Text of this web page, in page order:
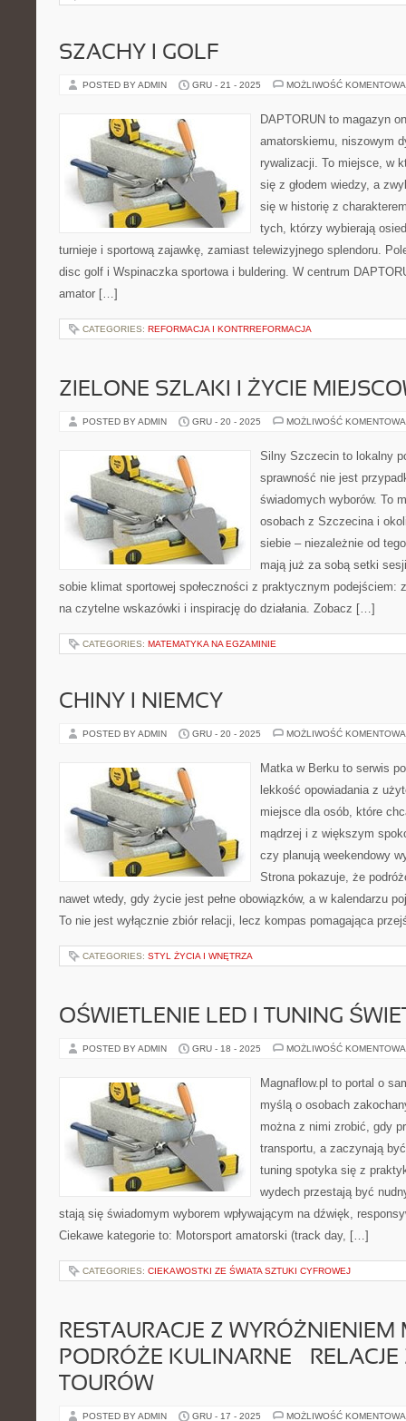
SZACHY I GOLF
POSTED BY ADMIN GRU - 21 - 2025 MOŻLIWOŚĆ
DAPTORUN to magazyn
amatorskiemu, niszowym
rywalizacji. To miejsce, w
się z głodem wiedzy, a
się w historię z
tych, którzy wybierają
turnieje i sportową zajawkę, zamiast telewizyjnego splendoru.
disc golf i Wspinaczka sportowa i buldering. W centrum
amator […]
CATEGORIES: REFORMACJA I KONTRREFORMACJA
ZIELONE SZLAKI I ŻYCIE
POSTED BY ADMIN GRU - 20 - 2025 MOŻLIWOŚĆ
Silny Szczecin to lokalny
sprawność nie jest
świadomych wyborów. To
osobach z Szczecina i
siebie – niezależnie od
mają już za sobą setki
sobie klimat sportowej społeczności z praktycznym podejściem:
na czytelne wskazówki i inspirację do działania. Zobacz […]
CATEGORIES: MATEMATYKA NA EGZAMINIE
CHINY I NIEMCY
POSTED BY ADMIN GRU - 20 - 2025 MOŻLIWOŚĆ
Matka w Berku to serwis
lekkość opowiadania z
miejsce dla osób, które
mądrzej i z większym
czy planują weekendowy
Strona pokazuje, że
nawet wtedy, gdy życie jest pełne obowiązków, a w kalendarzu
To nie jest wyłącznie zbiór relacji, lecz kompas pomagająca
CATEGORIES: STYL ŻYCIA I WNĘTRZA
OŚWIETLENIE LED I TUNING
POSTED BY ADMIN GRU - 18 - 2025 MOŻLIWOŚĆ
Magnaflow.pl to portal o
myślą o osobach
można z nimi zrobić, gdy
transportu, a zaczynają
tuning spotyka się z
wydech przestają być
stają się świadomym wyborem wpływającym na dźwięk,
Ciekawe kategorie to: Motorsport amatorski (track day, […]
CATEGORIES: CIEKAWOSTKI ZE ŚWIATA SZTUKI CYFROWEJ
RESTAURACJE Z WYRÓŻNIENIEM
PODRÓŻE KULINARNE –
TOURÓW
POSTED BY ADMIN GRU - 17 - 2025 MOŻLIWOŚĆ